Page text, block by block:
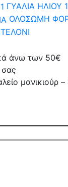
ΓΥΑΛΙΑ ΗΛΙΟΥ
ΟΛΟΣΩΜΗ
άνω των 50€
μανικιούρ